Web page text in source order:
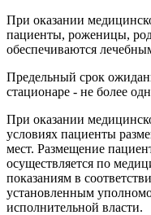
При оказании
пациенты, роженицы,
обеспечиваются
Предельный срок
стационаре - не более
При оказании
условиях пациенты
мест. Размещение
осуществляется по
показаниям в
установленным
исполнительной власти.